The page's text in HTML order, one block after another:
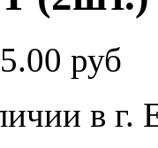
руб
в г.